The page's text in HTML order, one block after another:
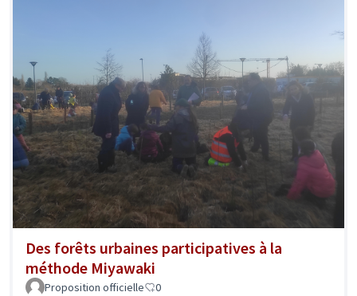
Des forêts urbaines participatives à la
méthode Miyawaki
Proposition officielle 0